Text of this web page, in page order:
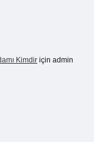
Kimdir için admin